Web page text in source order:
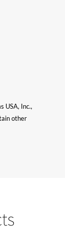
USA, Inc.,
other